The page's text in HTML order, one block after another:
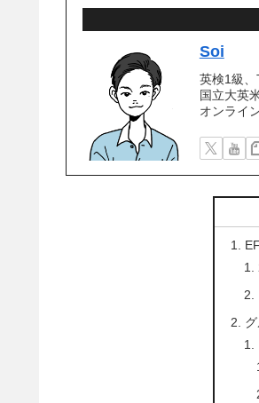
Soi
英検1級、
国立大英
オンライ